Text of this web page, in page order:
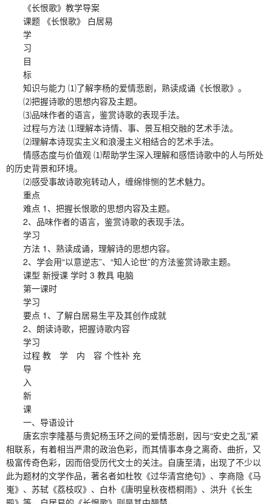
《长恨歌》教学导案
课题 《长恨歌》 白居易
学
习
目
标
知识与能力 ⑴了解李杨的爱情悲剧，熟读成诵《长恨歌》。
⑵把握诗歌的思想内容及主题。
⑶品味作者的语言，鉴赏诗歌的表现手法。
过程与方法 ⑴理解本诗情、事、景互相交融的艺术手法。
⑵理解本诗现实主义和浪漫主义相结合的艺术手法。
情感态度与价值观 ⑴帮助学生深入理解和感悟诗歌中的人与所处
的历史背景和环境。
⑵感受事故诗歌宛转动人，缠绵悱恻的艺术魅力。
重点
难点 1、把握长恨歌的思想内容及主题。
2、品味作者的语言，鉴赏诗歌的表现手法。
学习
方法 1、熟读成诵，理解诗的思想内容。
2、学会用“以意逆志”、“知人论世”的方法鉴赏诗歌主题。
课型 新授课 学时 3 教具 电脑
第一课时
学习
要点 1、了解白居易生平及其创作成就
2、朗读诗歌，把握诗歌内容
学习
过程 教 学 内 容 个性补 充
导
入
新
课
一、导语设计
唐玄宗李隆基与贵妃杨玉环之间的爱情悲剧，因与“安史之乱”紧
相联系，有着相当严肃的政治色彩，而其情事本身之离奇、曲折，又
极富传奇色彩，因而倍受历代文士的关注。自唐至清，出现了不少以
此为题材的文学作品，著名者如杜牧《过华清宫绝句》、李商隐《马
嵬》、苏轼《荔枝叹》、白朴《唐明皇秋夜梧桐雨》、洪升《长生